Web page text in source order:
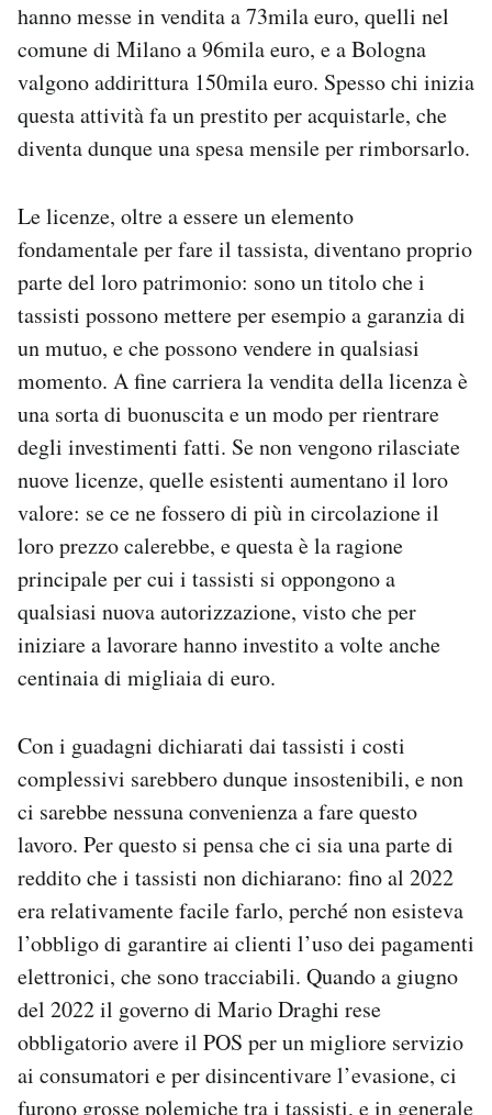
hanno messe in vendita a 73mila euro, quelli nel
comune di Milano a 96mila euro, e a Bologna
valgono addirittura 150mila euro. Spesso chi inizia
questa attività fa un prestito per acquistarle, che
diventa dunque una spesa mensile per rimborsarlo.
Le licenze, oltre a essere un elemento
fondamentale per fare il tassista, diventano proprio
parte del loro patrimonio: sono un titolo che i
tassisti possono mettere per esempio a garanzia di
un mutuo, e che possono vendere in qualsiasi
momento. A fine carriera la vendita della licenza è
una sorta di buonuscita e un modo per rientrare
degli investimenti fatti. Se non vengono rilasciate
nuove licenze, quelle esistenti aumentano il loro
valore: se ce ne fossero di più in circolazione il
loro prezzo calerebbe, e questa è la ragione
principale per cui i tassisti si oppongono a
qualsiasi nuova autorizzazione, visto che per
iniziare a lavorare hanno investito a volte anche
centinaia di migliaia di euro.
Con i guadagni dichiarati dai tassisti i costi
complessivi sarebbero dunque insostenibili, e non
ci sarebbe nessuna convenienza a fare questo
lavoro. Per questo si pensa che ci sia una parte di
reddito che i tassisti non dichiarano: fino al 2022
era relativamente facile farlo, perché non esisteva
l’obbligo di garantire ai clienti l’uso dei pagamenti
elettronici, che sono tracciabili. Quando a giugno
del 2022 il governo di Mario Draghi rese
obbligatorio avere il POS per un migliore servizio
ai consumatori e per disincentivare l’evasione, ci
furono grosse polemiche tra i tassisti, e in generale